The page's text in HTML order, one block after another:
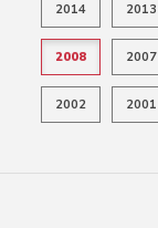
2014 2013
2008 2007
2002 2001